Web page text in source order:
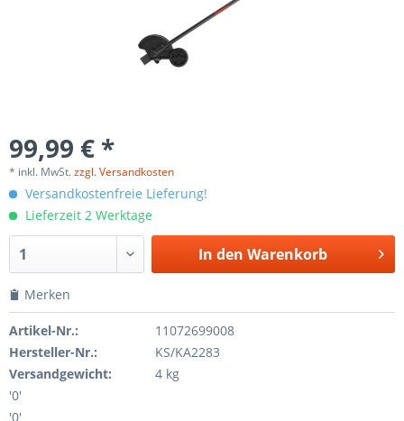
99,99 € *
* inkl. MwSt.zzgl. Versandkosten
Versandkostenfreie Lieferung!
Lieferzeit 2 Werktage
In den Warenkorb
Merken
Artikel-Nr.:
11072699008
Hersteller-Nr.:
KS/KA2283
Versandgewicht:
4 kg
'0'
'0'